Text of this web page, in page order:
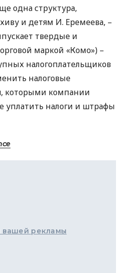
одна структура,
и детям И. Еремеева, –
твердые и
маркой «Комо») –
налогоплательщиков
налоговые
которыми компании
уплатить налоги и штрафы
вашей рекламы